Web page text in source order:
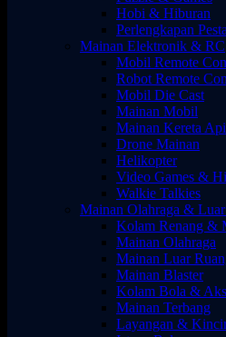
Hobi & Hiburan
Perlengkapan Pesta
Mainan Elektronik & RC
Mobil Remote
Robot Remote
Mobil Die Cast
Mainan Mobil
Mainan Kereta
Drone Mainan
Helikopter
Video Games &
Walkie Talkies
Mainan Olahraga &
Kolam Renang &
Mainan Olahraga
Mainan Luar
Mainan Blaster
Kolam Bola &
Mainan Terbang
Layangan &